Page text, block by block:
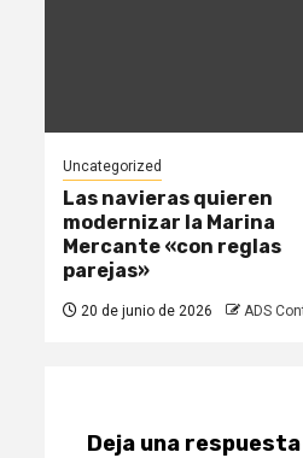
Uncategorized
Las navieras quieren
modernizar la Marina
Mercante «con reglas
parejas»
20 de junio de 2026 ADS
Deja una respuesta